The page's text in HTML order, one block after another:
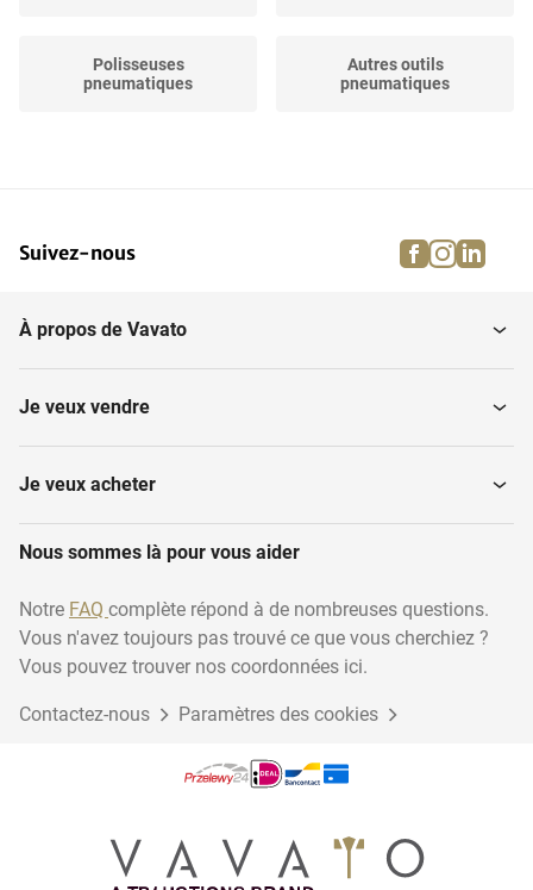
Polisseuses
pneumatiques
Autres outils
pneumatiques
Marteau de Démolition
Scies pneumatiques à
main
Suivez-nous facebook
À propos de Vavato
Je veux vendre
Je veux acheter
Nous sommes là pour vous aider
Notre FAQ complète répond à de nombreuses questions.
Vous n'avez toujours pas trouvé ce que vous cherchiez ?
Vous pouvez trouver nos coordonnées ici.
Contactez-nous Paramètres des cookies